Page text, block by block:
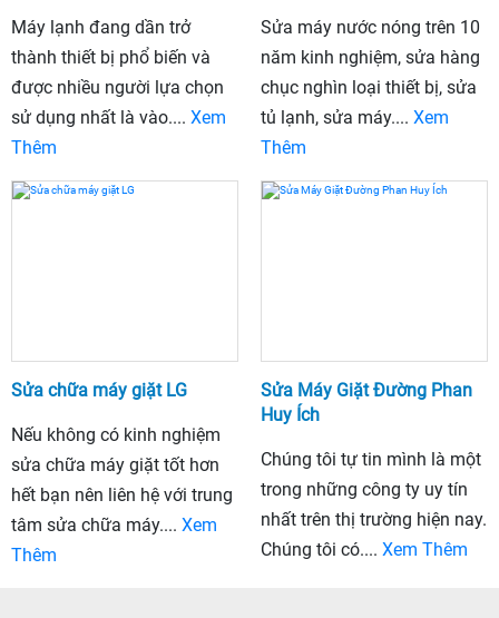
Máy lạnh đang dần trở
thành thiết bị phổ biến và
được nhiều người lựa chọn
sử dụng nhất là vào.... Xem
Thêm
Sửa máy nước nóng trên 10
năm kinh nghiệm, sửa hàng
chục nghìn loại thiết bị, sửa
tủ lạnh, sửa máy.... Xem
Thêm
Sửa chữa máy giặt LG
Nếu không có kinh nghiệm
sửa chữa máy giặt tốt hơn
hết bạn nên liên hệ với trung
tâm sửa chữa máy.... Xem
Thêm
Sửa Máy Giặt Đường Phan
Huy Ích
Chúng tôi tự tin mình là một
trong những công ty uy tín
nhất trên thị trường hiện nay.
Chúng tôi có.... Xem Thêm